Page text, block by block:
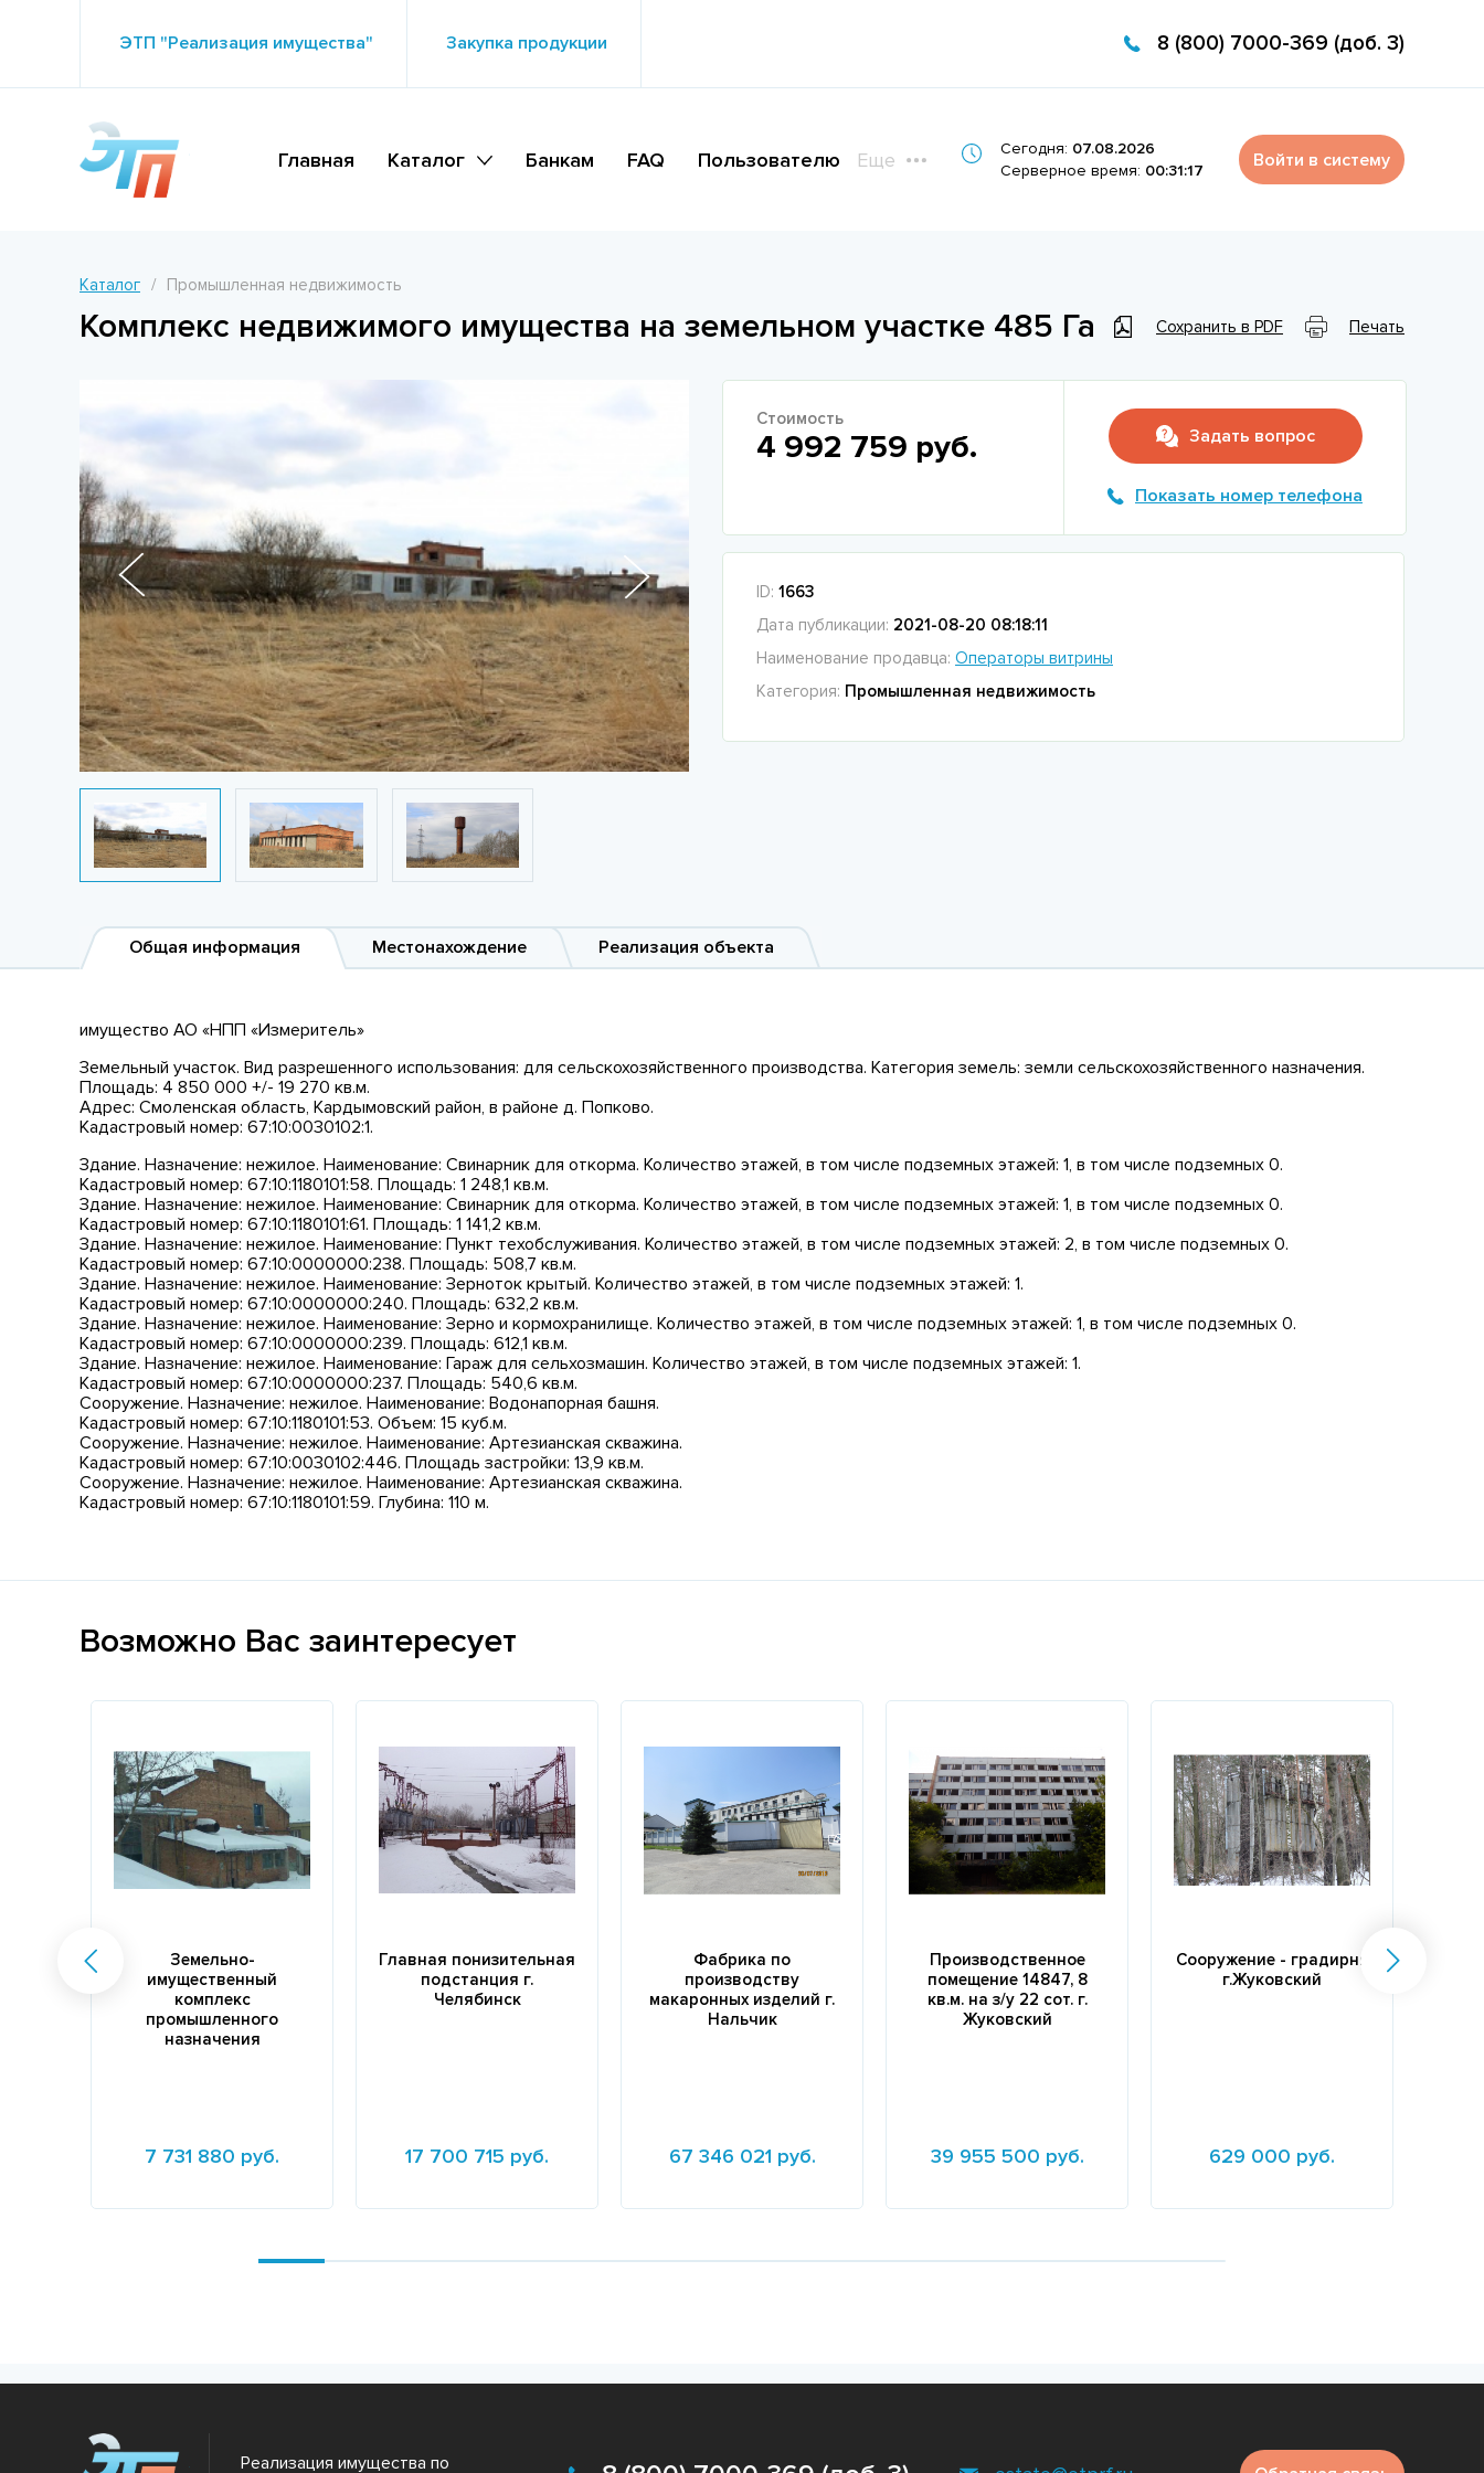
ЭТП "Реализация имущества" Закупка продукции 8 (800) 7000-369 (доб. 3)
Главная Каталог Банкам FAQ Пользователю Еще Сегодня: 07.08.2026
Серверное время: 00:31:17 Войти в систему
Каталог Промышленная недвижимость
Комплекс недвижимого имущества на земельном участке 485 Га Сохранить в PDF Печать
Стоимость
4 992 759 руб. Задать вопрос
Показать номер телефона
ID: 1663
Дата публикации: 2021-08-20 08:18:11
Наименование продавца: Операторы витрины
Категория: Промышленная недвижимость
Общая информация Местонахождение Реализация объекта
имущество АО «НПП «Измеритель»
Земельный участок. Вид разрешенного использования: для сельскохозяйственного производства. Категория земель: земли сельскохозяйственного назначения.
Площадь: 4 850 000 +/- 19 270 кв.м.
Адрес: Смоленская область, Кардымовский район, в районе д. Попково.
Кадастровый номер: 67:10:0030102:1.
Здание. Назначение: нежилое. Наименование: Свинарник для откорма. Количество этажей, в том числе подземных этажей: 1, в том числе подземных 0.
Кадастровый номер: 67:10:1180101:58. Площадь: 1 248,1 кв.м.
Здание. Назначение: нежилое. Наименование: Свинарник для откорма. Количество этажей, в том числе подземных этажей: 1, в том числе подземных 0.
Кадастровый номер: 67:10:1180101:61. Площадь: 1 141,2 кв.м.
Здание. Назначение: нежилое. Наименование: Пункт техобслуживания. Количество этажей, в том числе подземных этажей: 2, в том числе подземных 0.
Кадастровый номер: 67:10:0000000:238. Площадь: 508,7 кв.м.
Здание. Назначение: нежилое. Наименование: Зерноток крытый. Количество этажей, в том числе подземных этажей: 1.
Кадастровый номер: 67:10:0000000:240. Площадь: 632,2 кв.м.
Здание. Назначение: нежилое. Наименование: Зерно и кормохранилище. Количество этажей, в том числе подземных этажей: 1, в том числе подземных 0.
Кадастровый номер: 67:10:0000000:239. Площадь: 612,1 кв.м.
Здание. Назначение: нежилое. Наименование: Гараж для сельхозмашин. Количество этажей, в том числе подземных этажей: 1.
Кадастровый номер: 67:10:0000000:237. Площадь: 540,6 кв.м.
Сооружение. Назначение: нежилое. Наименование: Водонапорная башня.
Кадастровый номер: 67:10:1180101:53. Объем: 15 куб.м.
Сооружение. Назначение: нежилое. Наименование: Артезианская скважина.
Кадастровый номер: 67:10:0030102:446. Площадь застройки: 13,9 кв.м.
Сооружение. Назначение: нежилое. Наименование: Артезианская скважина.
Кадастровый номер: 67:10:1180101:59. Глубина: 110 м.
Возможно Вас заинтересует
Земельно-
имущественный
комплекс
промышленного
назначения
7 731 880 руб.
Главная понизительная
подстанция г.
Челябинск
17 700 715 руб.
Фабрика по
производству
макаронных изделий г.
Нальчик
67 346 021 руб.
Производственное
помещение 14847, 8
кв.м. на з/у 22 сот. г.
Жуковский
39 955 500 руб.
Сооружение - градирня
г.Жуковский
629 000 руб.
Реализация имущества по